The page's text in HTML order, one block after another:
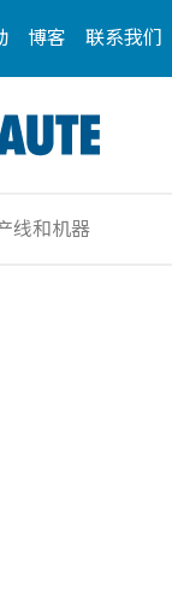
博客 联系我们​
线和机器